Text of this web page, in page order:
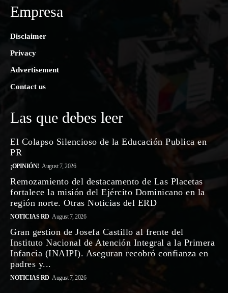
Empresa
Disclaimer
Privacy
Advertisement
Contact us
Las que debes leer
El Colapso Silencioso de la Educación Publica en
PR
¡OPINIÓN! August 7, 2026
Remozamiento del destacamento de Las Placetas
fortalece la misión del Ejército Dominicano en la
región norte. Otras Noticias del ERD
NOTICIAS RD August 7, 2026
Gran gestion de Josefa Castillo al frente del
Instituto Nacional de Atención Integral a la Primera
Infancia (INAIPI). Aseguran recobró confianza en
padres y...
NOTICIAS RD August 7, 2026